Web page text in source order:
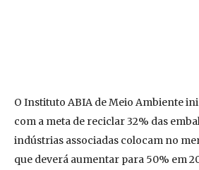
O Instituto ABIA de Meio Ambiente
com a meta de reciclar 32% das
indústrias associadas colocam no
que deverá aumentar para 50% em